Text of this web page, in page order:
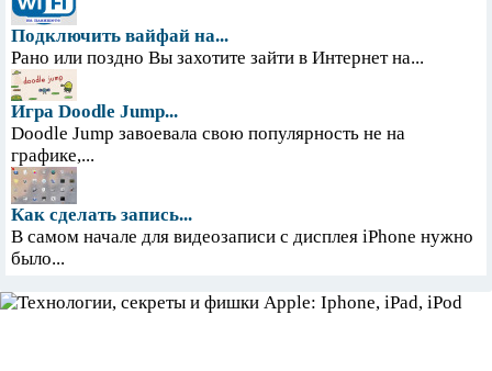
Подключить вайфай на...
Рано или поздно Вы захотите зайти в Интернет на...
Игра Doodle Jump...
Doodle Jump завоевала свою популярность не на
графике,...
Как сделать запись...
В самом начале для видеозаписи с дисплея iPhone нужно
было...